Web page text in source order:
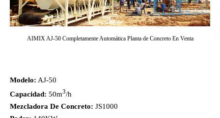
AIMIX AJ-50 Completamente Automática Planta de Concreto En Venta
Modelo: AJ-50
Capacidad: 50m3/h
Mezcladora De Concreto: JS1000